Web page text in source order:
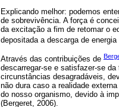
Explicando melhor: podemos
de sobrevivência. A força é
da excitação a fim de retomar o
depositada a descarga de
Através das contribuições de
descarregar-se e satisfazer-se
circunstâncias desagradáveis,
não dura caso a realidade
do nosso organismo, devido à
(Bergeret, 2006).